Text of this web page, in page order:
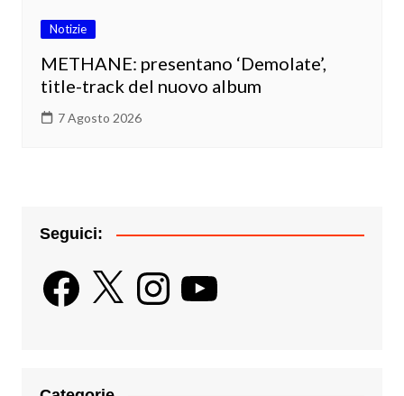
Notizie
METHANE: presentano ‘Demolate’,
title-track del nuovo album
7 Agosto 2026
Seguici:
Facebook
X InstagramYouTube